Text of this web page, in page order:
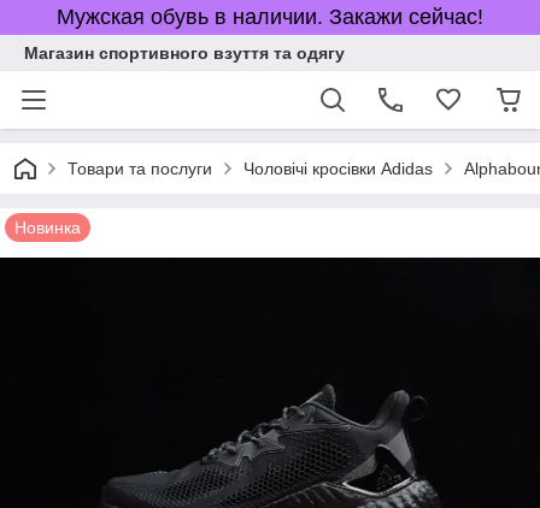
Мужская обувь в наличии. Закажи сейчас!
Магазин спортивного взуття та одягу
Товари та послуги Чоловічі кросівки Adidas
Новинка